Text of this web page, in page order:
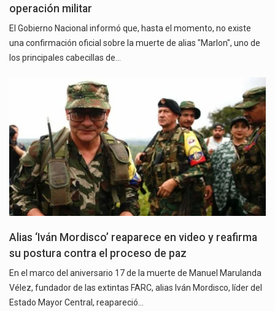
operación militar
El Gobierno Nacional informó que, hasta el momento, no existe
una confirmación oficial sobre la muerte de alias "Marlon", uno de
los principales cabecillas de…
Alias ‘Iván Mordisco’ reaparece en video y reafirma
su postura contra el proceso de paz
En el marco del aniversario 17 de la muerte de Manuel Marulanda
Vélez, fundador de las extintas FARC, alias Iván Mordisco, líder del
Estado Mayor Central, reapareció…